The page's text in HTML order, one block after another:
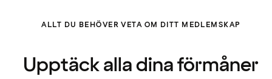
ALLT DU BEHÖVER VETA OM DITT MEDLEMSKAP
Upptäck alla dina förmåner